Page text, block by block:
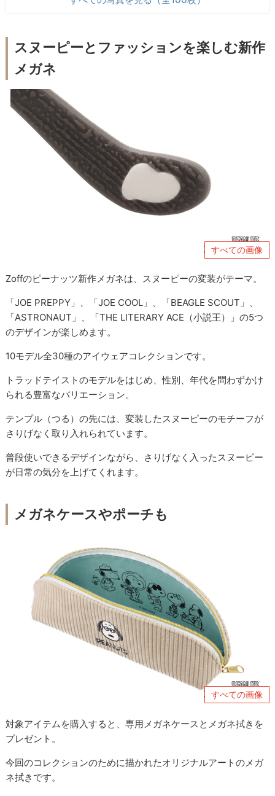
スヌーピーとファッションを楽しむ新作
メガネ
すべての画像
Zoffのピーナッツ新作メガネは、スヌーピーの変装がテーマ。
「JOE PREPPY」、「JOE COOL」、「BEAGLE SCOUT」、
「ASTRONAUT」、「THE LITERARY ACE（小説王）」の5つ
のデザインが楽しめます。
10モデル全30種のアイウェアコレクションです。
トラッドテイストのモデルをはじめ、性別、年代を問わずかけ
られる豊富なバリエーション。
テンプル（つる）の先には、変装したスヌーピーのモチーフが
さりげなく取り入れられています。
普段使いできるデザインながら、さりげなく入ったスヌーピー
が日常の気分を上げてくれます。
メガネケースやポーチも
すべての画像
対象アイテムを購入すると、専用メガネケースとメガネ拭きを
プレゼント。
今回のコレクションのために描かれたオリジナルアートのメガ
ネ拭きです。